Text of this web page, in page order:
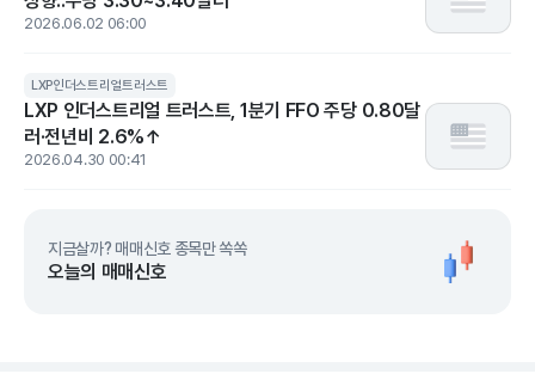
2026.06.02 06:00
LXP인더스트리얼트러스트
LXP 인더스트리얼 트러스트, 1분기 FFO 주당 0.80달
러·전년비 2.6%↑
2026.04.30 00:41
지금살까? 매매신호 종목만 쏙쏙
오늘의 매매신호